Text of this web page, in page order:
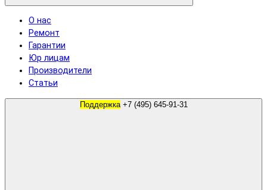
О нас
Ремонт
Гарантии
Юр лицам
Производители
Статьи
Поддержка